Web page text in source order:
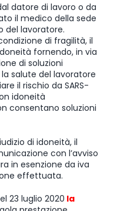
datore di lavoro o da
il medico della sede
del lavoratore.
di fragilità, il
fornendo, in via
di soluzioni
salute del lavoratore
il rischio da SARS-
idoneità
consentano soluzioni
di idoneità, il
con l’avviso
in esenzione da iva
effettuata.
23 luglio 2020 la